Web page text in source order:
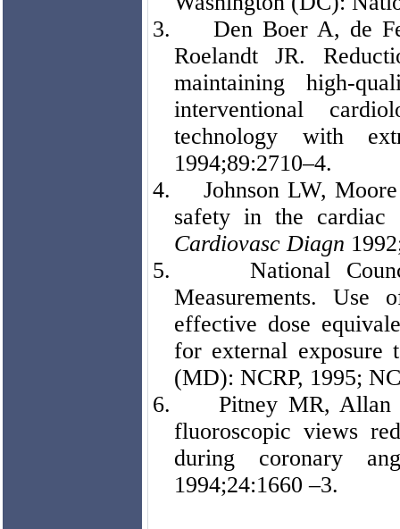
3.
Den Boer A, de
Roelandt JR.
maintaining high-
interventional
technology with
1994;89:2710–4.
4.
Johnson LW,
safety in the cardiac
Cardiovasc Diagn
5.
National
Measurements. Use
effective dose
for external
(MD): NCRP, 1995;
6.
Pitney MR,
fluoroscopic views
during coronary
1994;24:1660 –3.